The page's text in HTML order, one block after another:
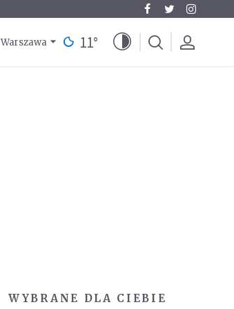
Warszawa 11°
WYBRANE DLA CIEBIE